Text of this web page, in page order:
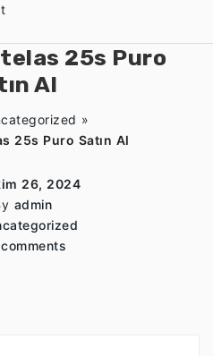
25s Puro
Al
»
25s Puro Satın Al
26, 2024
admin